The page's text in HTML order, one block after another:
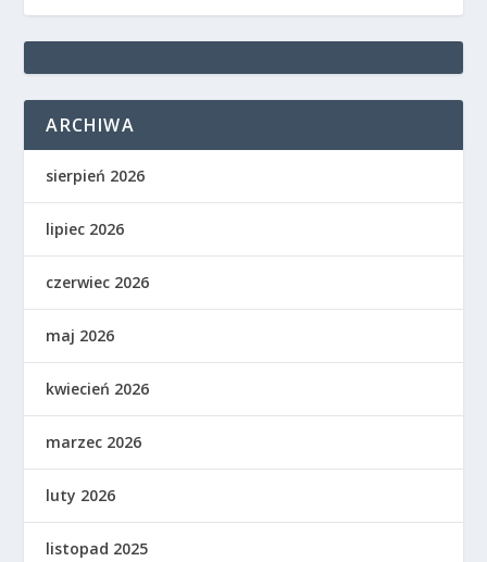
ARCHIWA
sierpień 2026
lipiec 2026
czerwiec 2026
maj 2026
kwiecień 2026
marzec 2026
luty 2026
listopad 2025